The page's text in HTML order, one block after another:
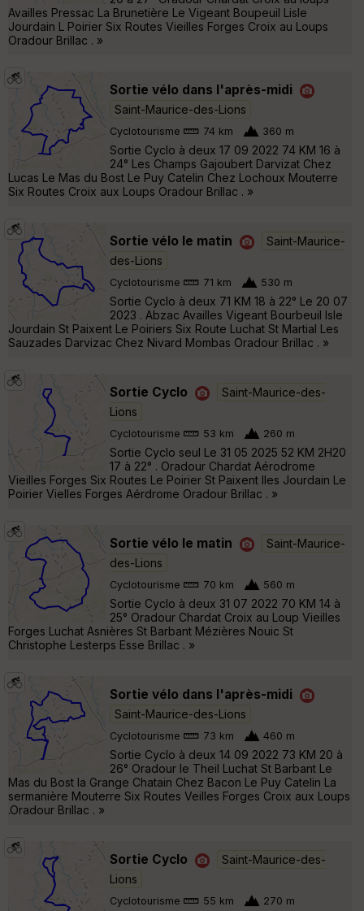
Availles Pressac La Brunetière Le Vigeant Boupeuil Lisle
Jourdain L Poirier Six Routes Vieilles Forges Croix au Loups
Oradour Brillac . »
Sortie vélo dans l'après-midi
Saint-Maurice-des-Lions
Cyclotourisme 74 km 360 m
Sortie Cyclo à deux 17 09 2022 74 KM 16 à
24° Les Champs Gajoubert Darvizat Chez
Lucas Le Mas du Bost Le Puy Catelin Chez Lochoux Mouterre
Six Routes Croix aux Loups Oradour Brillac . »
Sortie vélo le matin
Saint-Maurice-
des-Lions
Cyclotourisme 71 km 530 m
Sortie Cyclo à deux 71 KM 18 à 22° Le 20 07
2023 . Abzac Availles Vigeant Bourbeuil Isle
Jourdain St Paixent Le Poiriers Six Route Luchat St Martial Les
Sauzades Darvizac Chez Nivard Mombas Oradour Brillac . »
Sortie Cyclo
Saint-Maurice-des-
Lions
Cyclotourisme 53 km 260 m
Sortie Cyclo seul Le 31 05 2025 52 KM 2H20
17 à 22° . Oradour Chardat Aérodrome
Vieilles Forges Six Routes Le Poirier St Paixent Iles Jourdain Le
Poirier Vielles Forges Aérdrome Oradour Brillac . »
Sortie vélo le matin
Saint-Maurice-
des-Lions
Cyclotourisme 70 km 560 m
Sortie Cyclo à deux 31 07 2022 70 KM 14 à
25° Oradour Chardat Croix au Loup Vieilles
Forges Luchat Asnières St Barbant Mézières Nouic St
Christophe Lesterps Esse Brillac . »
Sortie vélo dans l'après-midi
Saint-Maurice-des-Lions
Cyclotourisme 73 km 460 m
Sortie Cyclo à deux 14 09 2022 73 KM 20 à
26° Oradour le Theil Luchat St Barbant Le
Mas du Bost la Grange Chatain Chez Bacon Le Puy Catelin La
sermanière Mouterre Six Routes Veilles Forges Croix aux Loups
.Oradour Brillac . »
Sortie Cyclo
Saint-Maurice-des-
Lions
Cyclotourisme 55 km 270 m